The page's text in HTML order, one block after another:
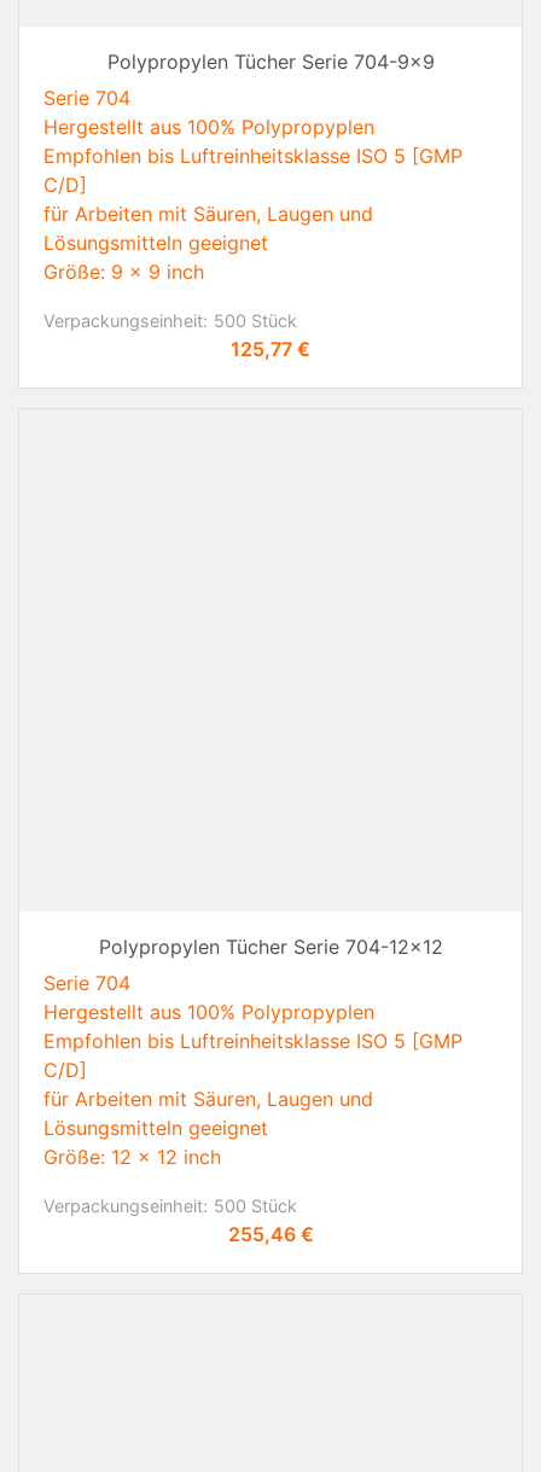
Polypropylen Tücher Serie 704-9x9
Serie 704
Hergestellt aus 100% Polypropyplen
Empfohlen bis Luftreinheitsklasse ISO 5 [GMP
C/D]
für Arbeiten mit Säuren, Laugen und
Lösungsmitteln geeignet
Größe: 9 x 9 inch
Verpackungseinheit: 500 Stück
Preis
125,77 €
Polypropylen Tücher Serie 704-12x12
Serie 704
Hergestellt aus 100% Polypropyplen
Empfohlen bis Luftreinheitsklasse ISO 5 [GMP
C/D]
für Arbeiten mit Säuren, Laugen und
Lösungsmitteln geeignet
Größe: 12 x 12 inch
Verpackungseinheit: 500 Stück
Preis
255,46 €